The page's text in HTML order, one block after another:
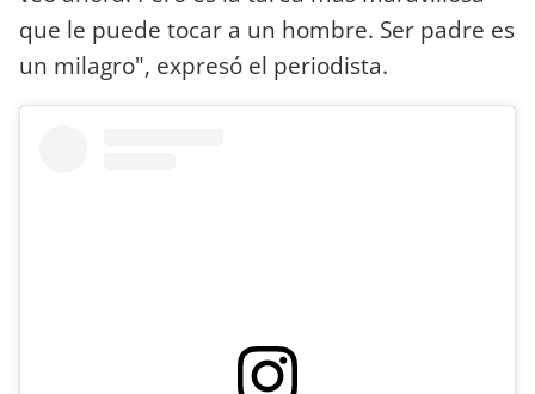
que le puede tocar a un hombre. Ser padre es
un milagro", expresó el periodista.